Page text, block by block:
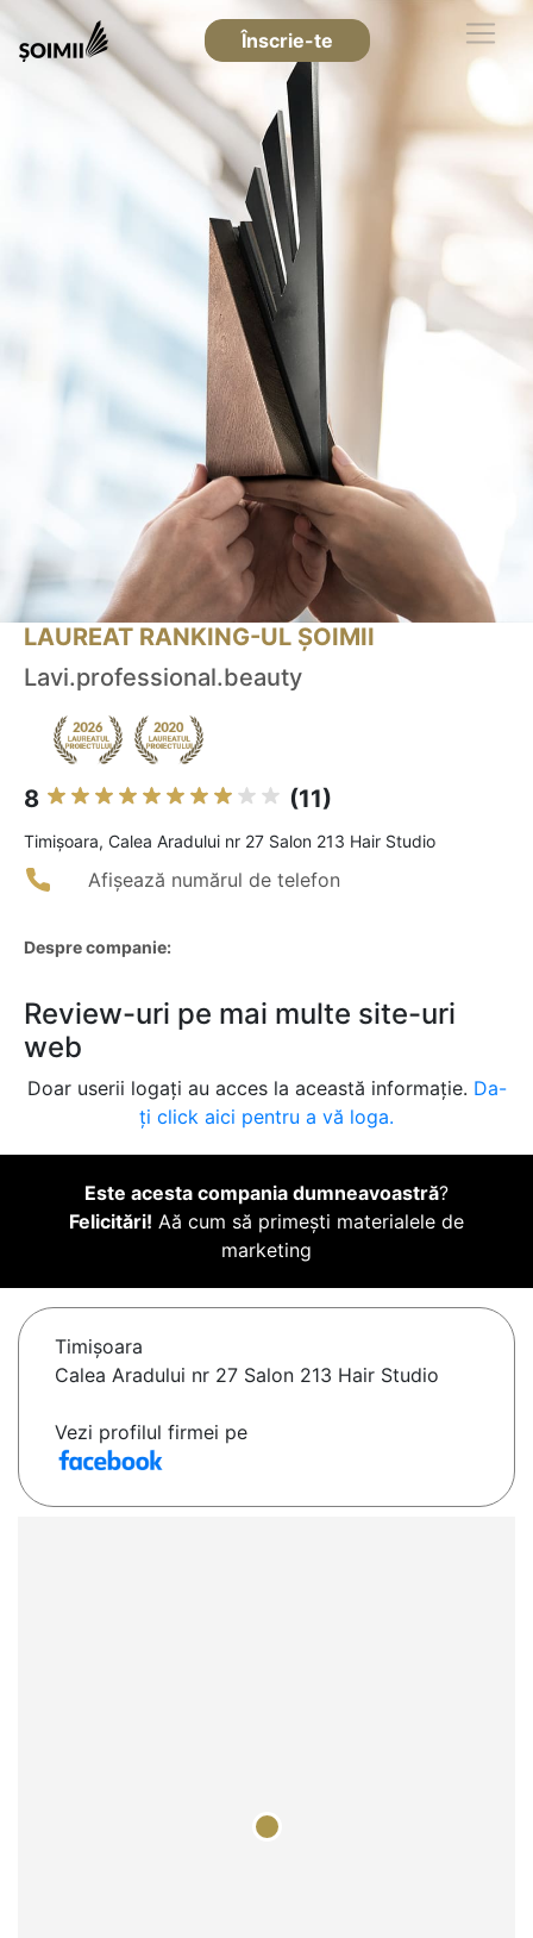
Înscrie-te
LAUREAT RANKING-UL ȘOIMII
Lavi.professional.beauty
8 (11)
Timişoara, Calea Aradului nr 27 Salon 213 Hair Studio
Afișează numărul de telefon
Despre companie:
Review-uri pe mai multe site-uri
web
Doar userii logați au acces la această informație. Da-
ți click aici pentru a vă loga.
Este acesta compania dumneavoastră?
Felicitări! Aă cum să primești materialele de
marketing
Timişoara
Calea Aradului nr 27 Salon 213 Hair Studio
Vezi profilul firmei pe